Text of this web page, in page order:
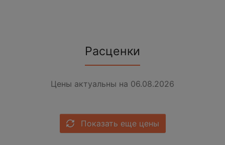
Расценки
Цены актуальны на 06.08.2026
Показать еще цены